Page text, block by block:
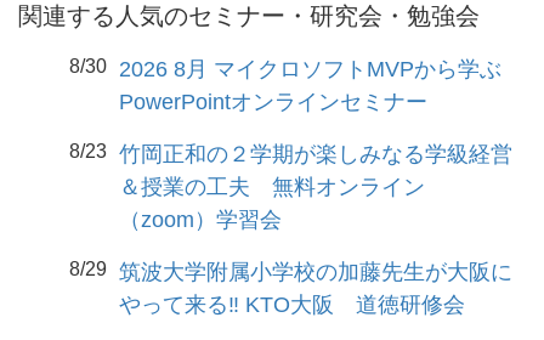
関連する人気のセミナー・研究会・勉強会
8/30
2026 8月 マイクロソフトMVPから学ぶ
PowerPointオンラインセミナー
8/23 竹岡正和の２学期が楽しみなる学級経営
＆授業の工夫 無料オンライン
（zoom）学習会
8/29 筑波大学附属小学校の加藤先生が大阪に
やって来る‼️ KTO大阪 道徳研修会